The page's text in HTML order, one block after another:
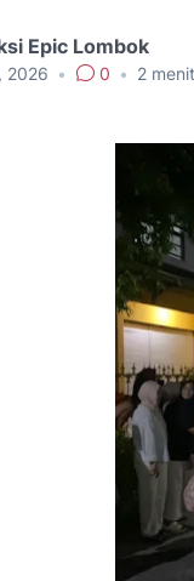
Epic Lombok
2026 • 0 • 2